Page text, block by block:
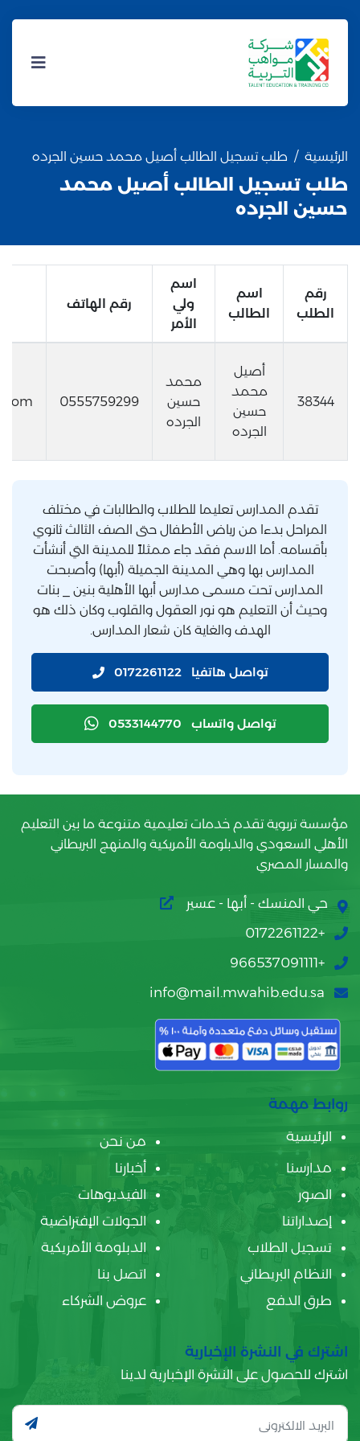
الرئيسية طلب تسجيل الطالب أصيل محمد حسين الجرده
طلب تسجيل الطالب أصيل محمد
حسين الجرده
رقم
الطلب
اسم
الطالب
اسم
ولي
الأمر
رقم الهاتف
38344
أصيل
محمد
حسين
الجرده
محمد
حسين
الجرده
0555759299
تقدم المدارس تعليما للطلاب والطالبات في مختلف
المراحل بدءا من رياض الأطفال حتى الصف الثالث ثانوي
بأقسامه. أما الاسم فقد جاء ممثلاً للمدينة التي أنشأت
المدارس بها وهي المدينة الجميلة (أبها) وأصبحت
المدارس تحت مسمى مدارس أبها الأهلية بنين _ بنات
وحيث أن التعليم هو نور العقول والقلوب وكان ذلك هو
الهدف والغاية كان شعار المدارس.
تواصل هاتفيا 0172261122
تواصل واتساب 0533144770
مؤسسة تربوية تقدم خدمات تعليمية متنوعة ما بين التعليم
الأهلي السعودي والدبلومة الأمريكية والمنهج البريطاني
والمسار المصري
حي المنسك - أبها - عسير
+0172261122
+966537091111
info@mail.mwahib.edu.sa
روابط مهمة
الرئيسية
من نحن
مدارسنا
أخبارنا
الصور
الفيديوهات
إصداراتنا
الجولات الإفتراضية
تسجيل الطلاب
الدبلومة الأمريكية
النظام البريطاني
اتصل بنا
طرق الدفع
عروض الشركاء
اشترك في النشرة الإخبارية
اشترك للحصول على النشرة الإخبارية لدينا